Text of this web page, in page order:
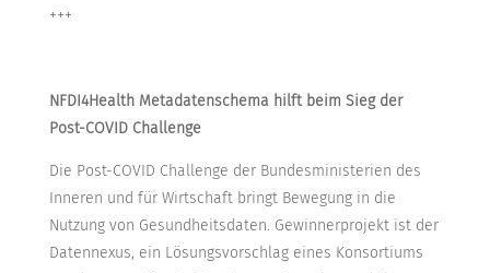
+++
NFDI4Health Metadatenschema hilft beim Sieg der
Post-COVID Challenge
Die Post-COVID Challenge der Bundesministerien des
Inneren und für Wirtschaft bringt Bewegung in die
Nutzung von Gesundheitsdaten. Gewinnerprojekt ist der
Datennexus, ein Lösungsvorschlag eines Konsortiums